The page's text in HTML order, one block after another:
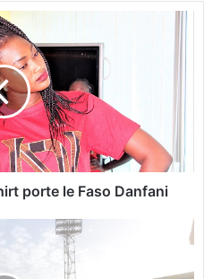
din
porte le Faso Danfani